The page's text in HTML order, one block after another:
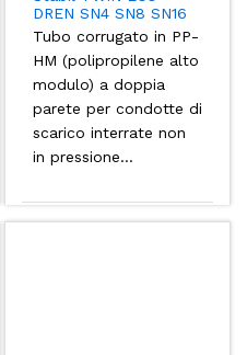
DREN SN4 SN8 SN16
(PP-HM)
Tubo corrugato in PP-
HM (polipropilene alto
modulo) a doppia
parete per condotte di
scarico interrate non
in pressione...